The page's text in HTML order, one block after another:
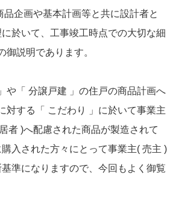
品企画や基本計画等と共に設計者と
於いて、工事竣工時点での大切な細
御説明であります。
や「 分譲戸建 」の住戸の商品計画へ
対する「 こだわり 」に於いて事業主
者 )へ配慮された商品が製造されて
入された方々にとって事業主( 売主 )
準になりますので、今回もよく御覧